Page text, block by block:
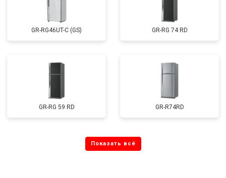
GR-RG46UT-C (GS) GR-RG 74 RD
GR-RG 59 RD GR-R74RD